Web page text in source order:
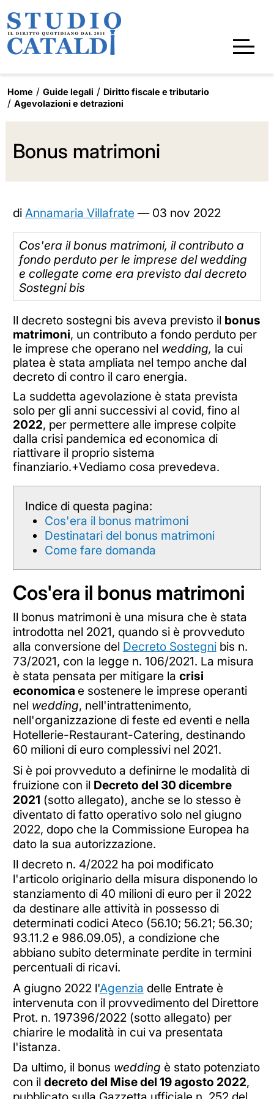
Home Guide legali
Diritto fiscale e tributario
Agevolazioni e detrazioni
Bonus matrimoni
di Annamaria Villafrate — 03 nov 2022
Cos'era il bonus matrimoni, il contributo a
fondo perduto per le imprese del wedding
e collegate come era previsto dal decreto
Sostegni bis
Il decreto sostegni bis aveva previsto il bonus
matrimoni, un contributo a fondo perduto per
le imprese che operano nel wedding, la cui
platea è stata ampliata nel tempo anche dal
decreto di contro il caro energia.
La suddetta agevolazione è stata prevista
solo per gli anni successivi al covid, fino al
2022, per permettere alle imprese colpite
dalla crisi pandemica ed economica di
riattivare il proprio sistema
finanziario.+Vediamo cosa prevedeva.
Indice di questa pagina:
Cos'era il bonus matrimoni
Destinatari del bonus matrimoni
Come fare domanda
Cos'era il bonus matrimoni
Il bonus matrimoni è una misura che è stata
introdotta nel 2021, quando si è provveduto
alla conversione del Decreto Sostegnibis n.
73/2021, con la legge n. 106/2021. La misura
è stata pensata per mitigare la crisi
economica e sostenere le imprese operanti
nel wedding, nell'intrattenimento,
nell'organizzazione di feste ed eventi e nella
Hotellerie-Restaurant-Catering, destinando
60 milioni di euro complessivi nel 2021.
Si è poi provveduto a definirne le modalità di
fruizione con il Decreto del 30 dicembre
2021 (sotto allegato), anche se lo stesso è
diventato di fatto operativo solo nel giugno
2022, dopo che la Commissione Europea ha
dato la sua autorizzazione.
Il decreto n. 4/2022 ha poi modificato
l'articolo originario della misura disponendo lo
stanziamento di 40 milioni di euro per il 2022
da destinare alle attività in possesso di
determinati codici Ateco (56.10; 56.21; 56.30;
93.11.2 e 986.09.05), a condizione che
abbiano subito determinate perdite in termini
percentuali di ricavi.
A giugno 2022 l'Agenzia delle Entrate è
intervenuta con il provvedimento del Direttore
Prot. n. 197396/2022 (sotto allegato) per
chiarire le modalità in cui va presentata
l'istanza.
Da ultimo, il bonus wedding è stato potenziato
con il decreto del Mise del 19 agosto 2022,